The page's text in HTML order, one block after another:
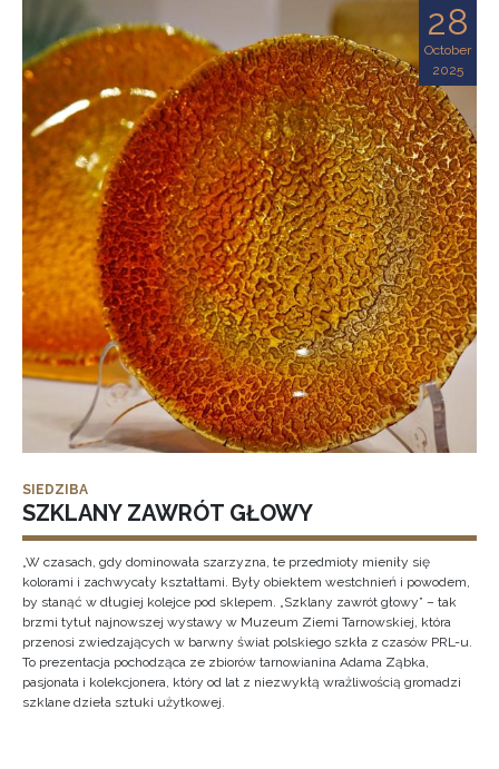
28
October
2025
SIEDZIBA
SZKLANY ZAWRÓT GŁOWY
„W czasach, gdy dominowała szarzyzna, te przedmioty mieniły się
kolorami i zachwycały kształtami. Były obiektem westchnień i powodem,
by stanąć w długiej kolejce pod sklepem. „Szklany zawrót głowy” – tak
brzmi tytuł najnowszej wystawy w Muzeum Ziemi Tarnowskiej, która
przenosi zwiedzających w barwny świat polskiego szkła z czasów PRL-u.
To prezentacja pochodząca ze zbiorów tarnowianina Adama Ząbka,
pasjonata i kolekcjonera, który od lat z niezwykłą wrażliwością gromadzi
szklane dzieła sztuki użytkowej.